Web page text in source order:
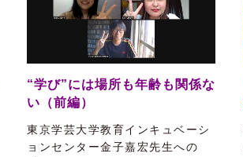
“学び”には場所も年齢も関係な
い（前編）
東京学芸大学教育インキュベーシ
ョンセンター金子嘉宏先生への